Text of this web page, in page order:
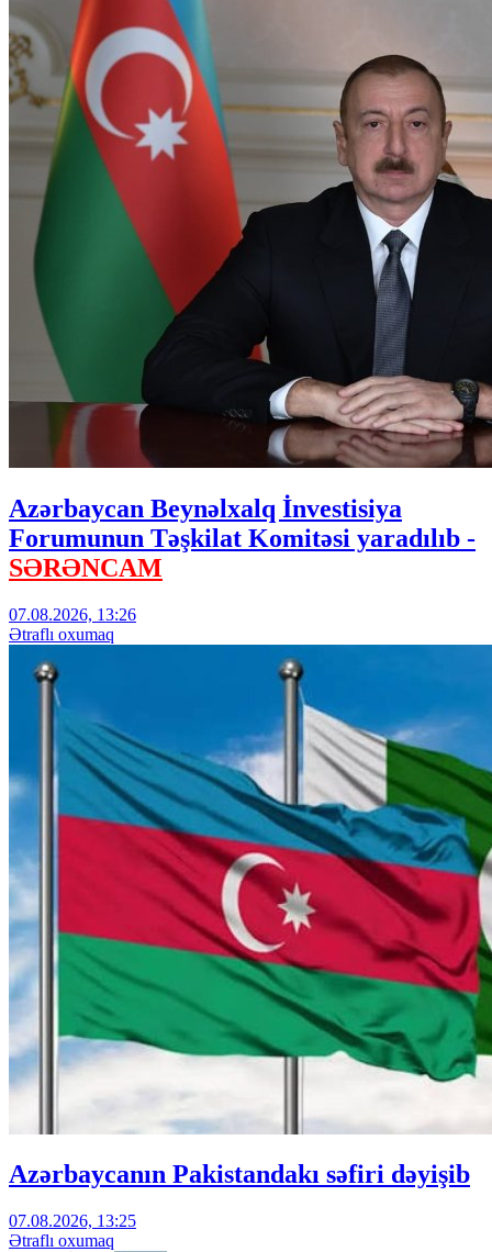
Azərbaycan Beynəlxalq İnvestisiya
Forumunun Təşkilat Komitəsi yaradılıb -
SƏRƏNCAM
07.08.2026, 13:26
Ətraflı oxumaq
Azərbaycanın Pakistandakı səfiri dəyişib
07.08.2026, 13:25
Ətraflı oxumaq